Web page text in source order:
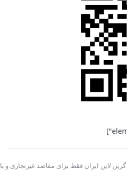
لاین ایران فقط برای مقاصد غیرتجاری و با